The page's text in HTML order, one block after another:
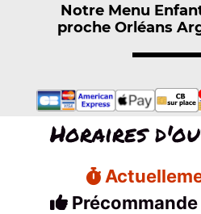
Notre Menu
proche Orléans
Horaires